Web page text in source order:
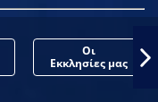
Οι
Εκκλησίες μας